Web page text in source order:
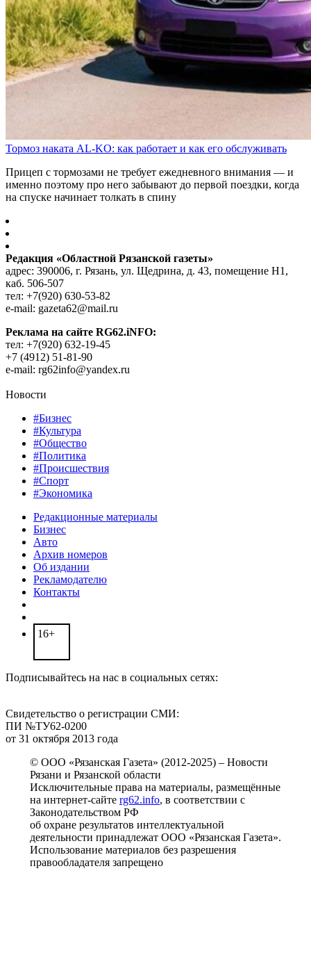
Тормоз наката AL-KO: как работает и как его обслуживать
Прицеп с тормозами не требует ежедневного внимания — и
именно поэтому про него забывают до первой поездки, когда
на спуске начинает толкать в спину
Редакция «Областной Рязанской газеты»
адрес: 390006, г. Рязань, ул. Щедрина, д. 43, помещение Н1,
каб. 506-507
тел: +7(920) 630-53-82
e-mail: gazeta62@mail.ru
Реклама на сайте RG62.iNFO:
тел: +7(920) 632-19-45
+7 (4912) 51-81-90
e-mail: rg62info@yandex.ru
Новости
#Бизнес
#Культура
#Общество
#Политика
#Происшествия
#Спорт
#Экономика
Редакционные материалы
Бизнес
Авто
Архив номеров
Об издании
Рекламодателю
Контакты
16+
Подписывайтесь на нас в социальных сетях:
Свидетельство о регистрации СМИ:
ПИ №ТУ62-0200
от 31 октября 2013 года
© ООО «Рязанская Газета» (2012-2025) – Новости
Рязани и Рязанской области
Исключительные права на материалы, размещённые
на интернет-сайте rg62.info, в соответствии с
Законодательством РФ
об охране результатов интеллектуальной
деятельности принадлежат ООО «Рязанская Газета».
Использование материалов без разрешения
правообладателя запрещено